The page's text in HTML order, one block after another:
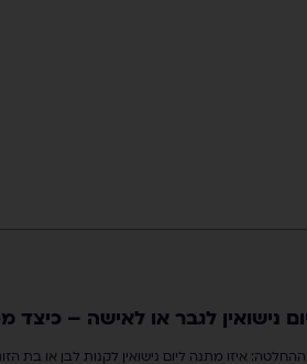
נישואין לגבר או לאישה –
איזו מתנה ליום נישואין לקנות לבן או בת